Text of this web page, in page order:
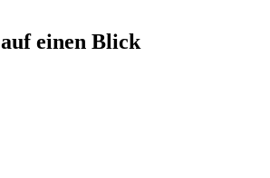
auf einen Blick